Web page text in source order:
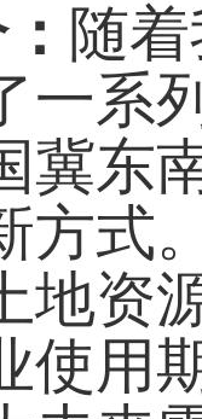
随
一系
冀东
方式
地资
使用